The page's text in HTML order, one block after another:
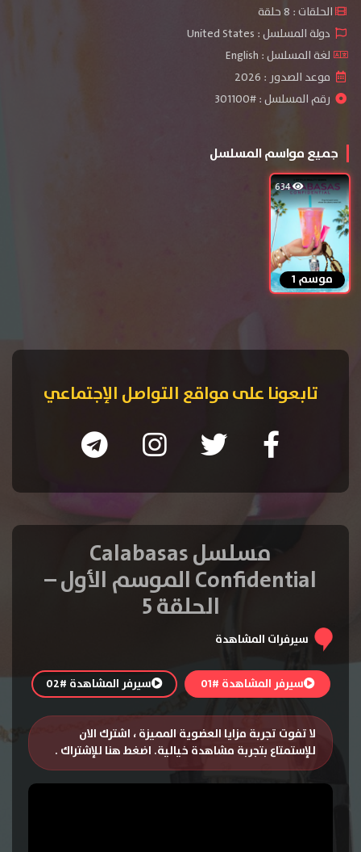
الحلقات : 8 حلقة
دولة المسلسل : United States
لغة المسلسل : English
موعد الصدور : 2026
رقم المسلسل : #301100
جميع مواسم المسلسل
634
موسم 1
تابعونا على مواقع التواصل الإجتماعي
مسلسل Calabasas
Confidential الموسم الأول –
الحلقة 5
سيرفرات المشاهدة
سيرفر المشاهدة #01 سيرفر المشاهدة #02
لا تفوت تجربة مزايا العضوية المميزة ، اشترك الان
للإستمتاع بتجربة مشاهدة خيالية. اضغط هنا للإشتراك .